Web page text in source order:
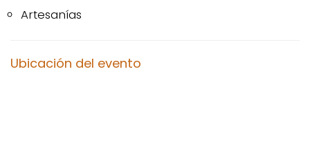
Artesanías
Ubicación del evento